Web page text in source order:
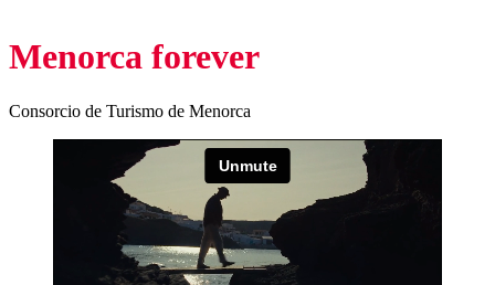
Menorca forever
Consorcio de Turismo de Menorca